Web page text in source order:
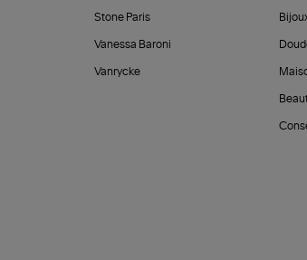
Stone Paris
Vanessa Baroni
Vanrycke